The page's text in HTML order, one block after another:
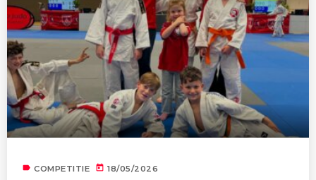
label COMPETITIE today 18/05/2026